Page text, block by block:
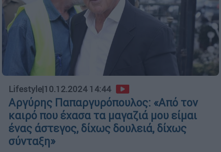
Lifestyle|10.12.2024 14:44
Αργύρης Παπαργυρόπουλος: «Από τον
καιρό που έχασα τα μαγαζιά μου είμαι
ένας άστεγος, δίχως δουλειά, δίχως
σύνταξη»